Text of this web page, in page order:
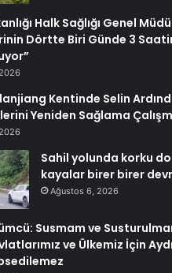
Halk Sağlığı Genel
Dörtte Biri Günde 3
Kentinde Selin
Yeniden Sağlama
Sahil yolunda korku
kayalar birer birer
Ağustos 6, 2026
Susmam ve
ve Ülkemiz İçin